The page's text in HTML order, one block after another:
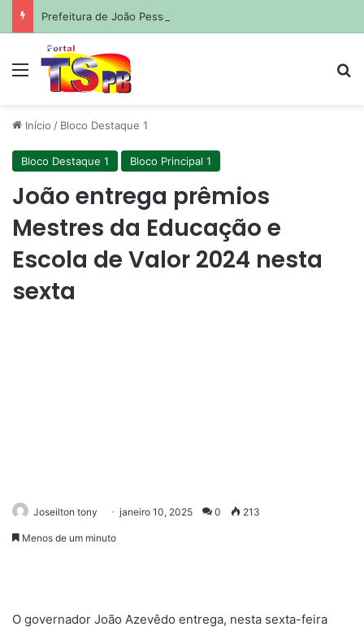
Menu
Início / Bloco Destaque 1
Bloco Destaque 1 Bloco Principal 1
João entrega prêmios
Mestres da Educação e
Escola de Valor 2024 nesta
sexta
Joseilton tony janeiro 10, 2025 0 213
Menos de um minuto
O governador João Azevêdo entrega, nesta sexta-feira